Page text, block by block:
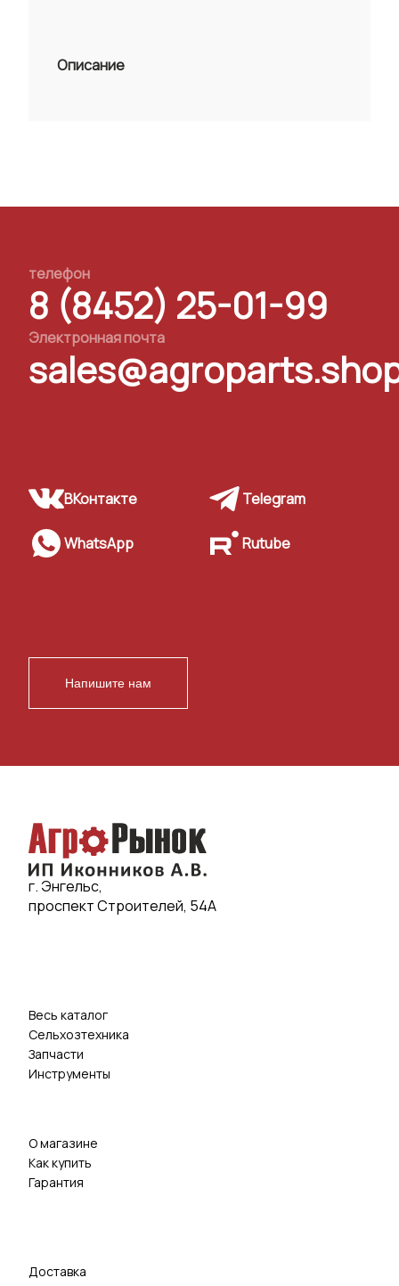
Описание
телефон
8 (8452) 25-01-99
Электронная почта
ВКонтакте Telegram
WhatsApp Rutube
Напишите нам
г. Энгельс,
проспект Строителей, 54А
Весь каталог
Сельхозтехника
Запчасти
Инструменты
О магазине
Как купить
Гарантия
Доставка